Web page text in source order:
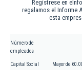
Regístrese en
regalamos el Informe
esta
Número de
empleados
Capital Social Mayor de